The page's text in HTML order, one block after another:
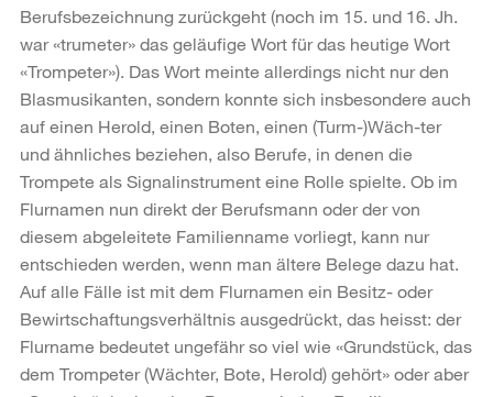
Berufsbezeichnung zurückgeht (noch im 15. und 16. Jh.
war «trumeter» das geläufige Wort für das heutige Wort
«Trompeter»). Das Wort meinte allerdings nicht nur den
Blasmusikanten, sondern konnte sich insbesondere auch
auf einen Herold, einen Boten, einen (Turm-)Wäch-ter
und ähnliches beziehen, also Berufe, in denen die
Trompete als Signalinstrument eine Rolle spielte. Ob im
Flurnamen nun direkt der Berufsmann oder der von
diesem abgeleitete Familienname vorliegt, kann nur
entschieden werden, wenn man ältere Belege dazu hat.
Auf alle Fälle ist mit dem Flurnamen ein Besitz- oder
Bewirtschaftungsverhältnis ausgedrückt, das heisst: der
Flurname bedeutet ungefähr so viel wie «Grundstück, das
dem Trompeter (Wächter, Bote, Herold) gehört» oder aber